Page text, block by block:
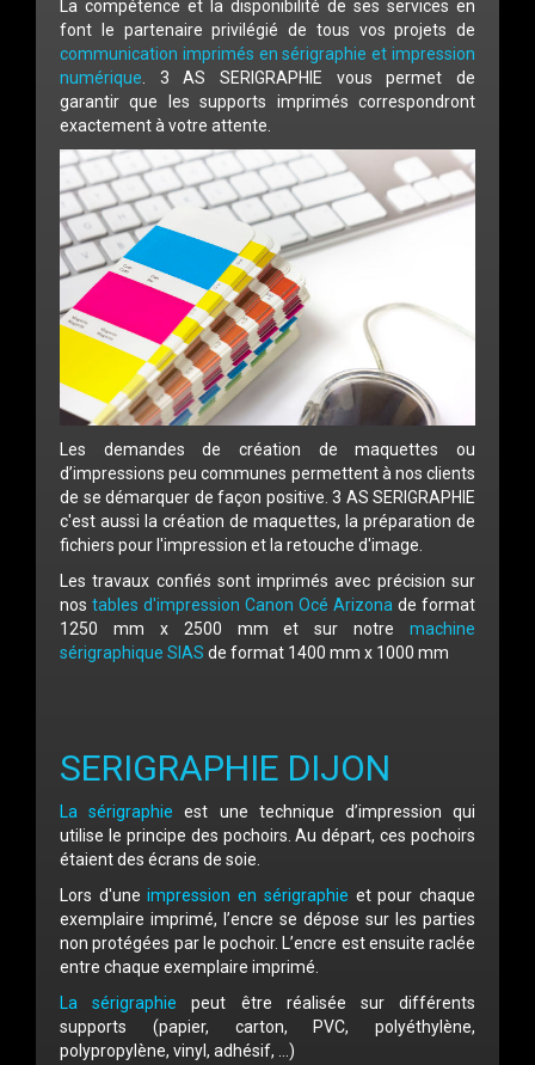
La compétence et la disponibilité de ses services en
font le partenaire privilégié de tous vos projets de
communication imprimés en sérigraphie et impression
numérique . 3 AS SERIGRAPHIE vous permet de
garantir que les supports imprimés correspondront
exactement à votre attente.
Les demandes de création de maquettes ou
d’impressions peu communes permettent à nos clients
de se démarquer de façon positive. 3 AS SERIGRAPHIE
c'est aussi la création de maquettes, la préparation de
fichiers pour l'impression et la retouche d'image.
Les travaux confiés sont imprimés avec précision sur
nos tables d'impression Canon Océ Arizona de format
1250 mm x 2500 mm et sur notre machine
sérigraphique SIAS de format 1400 mm x 1000 mm
SERIGRAPHIE DIJON
La sérigraphieest une technique d’impression qui
utilise le principe des pochoirs. Au départ, ces pochoirs
étaient des écrans de soie.
Lors d'uneimpression en sérigraphie et pour chaque
exemplaire imprimé, l’encre se dépose sur les parties
non protégées par le pochoir. L’encre est ensuite raclée
entre chaque exemplaire imprimé.
La sérigraphiepeut être réalisée sur différents
supports (papier, carton, PVC, polyéthylène,
polypropylène, vinyl, adhésif, …)